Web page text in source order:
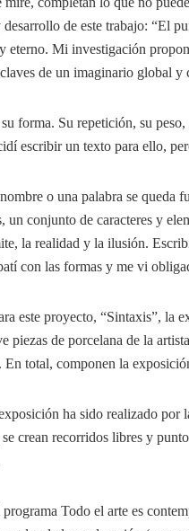
de este trabajo: “El
eterno. Mi investigación
de un imaginario global y
forma. Su repetición, su
escribir un texto para ello,
o una palabra se queda
un conjunto de caracteres y
la realidad y la ilusión.
con las formas y me vi
este proyecto, “Sintaxis”, la
de porcelana de la
En total, componen la
ha sido realizado por
crean recorridos libres y
Todo el arte es